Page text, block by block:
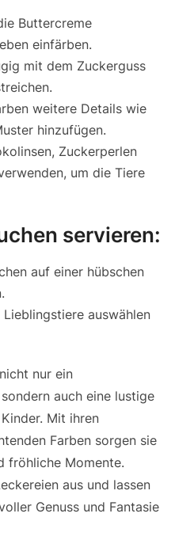
Buttercreme
einfärben.
mit dem Zuckerguss
weitere Details wie
hinzufügen.
Zuckerperlen
um die Tiere
servieren:
auf einer hübschen
auswählen
nur ein
auch eine lustige
Mit ihren
Farben sorgen sie
fröhliche Momente.
aus und lassen
Genuss und Fantasie